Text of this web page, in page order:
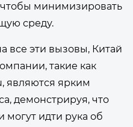
минимизировать
среду.
все эти вызовы, Китай
такие как
являются ярким
демонстрируя, что
могут идти рука об